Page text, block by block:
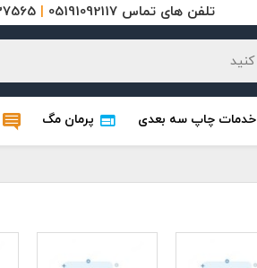
تلفن های تماس 05191092117
خدمات چاپ سه بعدی پرمان مگ